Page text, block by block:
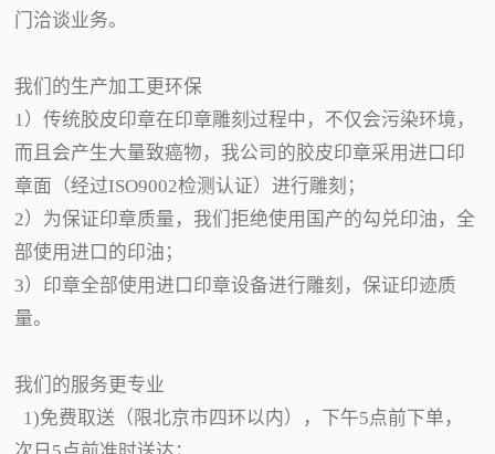
门洽谈业务。
我们的生产加工更环保
1）传统胶皮印章在印章雕刻过程中，不仅会污染环境，
而且会产生大量致癌物，我公司的胶皮印章采用进口印
章面（经过ISO9002检测认证）进行雕刻；
2）为保证印章质量，我们拒绝使用国产的勾兑印油，全
部使用进口的印油；
3）印章全部使用进口印章设备进行雕刻，保证印迹质
量。
我们的服务更专业
1)免费取送（限北京市四环以内），下午5点前下单，